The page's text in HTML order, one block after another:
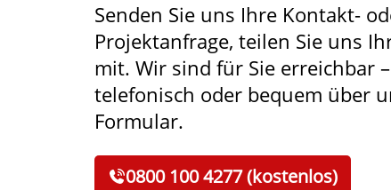
Senden Sie uns Ihre Kontakt-
Projektanfrage, teilen Sie uns
mit. Wir sind für Sie erreichbar –
telefonisch oder bequem über
Formular.
0800 100 4277 (kostenlos)